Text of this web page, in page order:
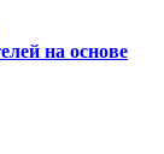
на основе